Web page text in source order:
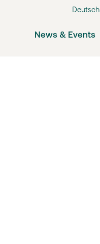
Deutsch
News & Events